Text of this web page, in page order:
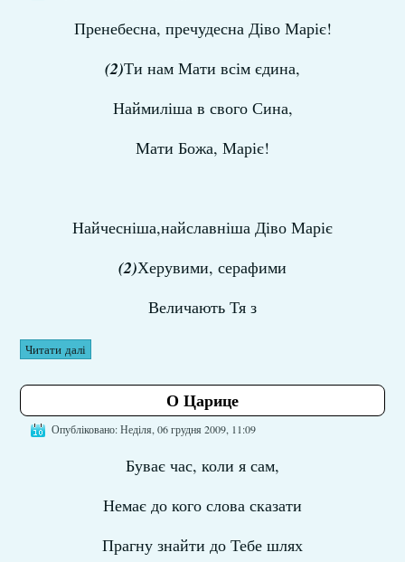
Пренебесна, пречудесна Діво Маріє!
(2)Ти нам Мати всім єдина,
Наймиліша в свого Сина,
Мати Божа, Маріє!
Найчесніша,найславніша Діво Маріє
(2)Херувими, серафими
Величають Тя з
Читати далі
О Царице
Опубліковано: Неділя, 06 грудня 2009, 11:09
Буває час, коли я сам,
Немає до кого слова сказати
Прагну знайти до Тебе шлях